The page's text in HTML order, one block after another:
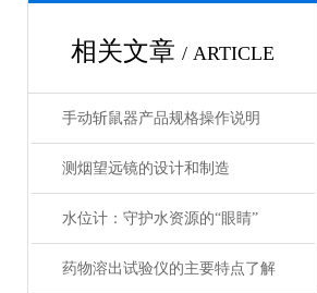
相关文章 / ARTICLE
手动斩鼠器产品规格操作说明
测烟望远镜的设计和制造
水位计：守护水资源的“眼睛”
药物溶出试验仪的主要特点了解